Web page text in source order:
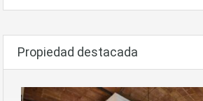
Propiedad destacada